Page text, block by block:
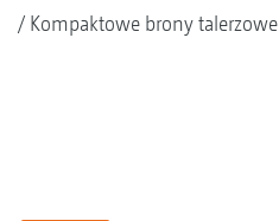
Kompaktowe brony talerzowe